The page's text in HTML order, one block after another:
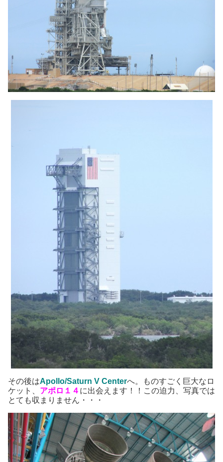
その後はApollo/Saturn V Centerへ。ものすごく巨大なロ
ケット、 アポロ１４ に出会えます！！この迫力、写真では
とても収まりません・・・